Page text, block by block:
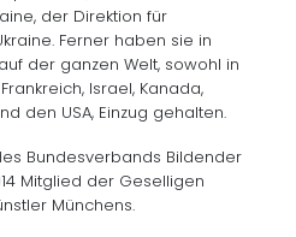
der Direktion für
Ferner haben sie in
der ganzen Welt, sowohl in
Israel, Kanada,
den USA, Einzug gehalten.
Bundesverbands Bildender
Mitglied der Geselligen
Münchens.